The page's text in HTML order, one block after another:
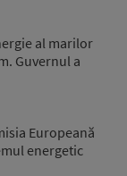
al marilor
Guvernul a
Europeană
energetic